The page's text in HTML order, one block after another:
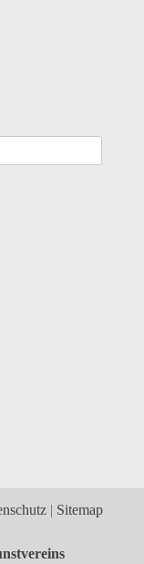
Sitemap